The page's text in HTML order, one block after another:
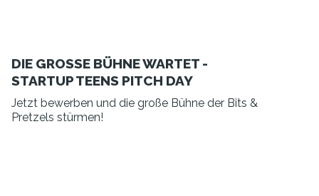
DIE GROSSE BÜHNE WARTET -
STARTUP TEENS PITCH DAY
Jetzt bewerben und die große Bühne der Bits &
Pretzels stürmen!